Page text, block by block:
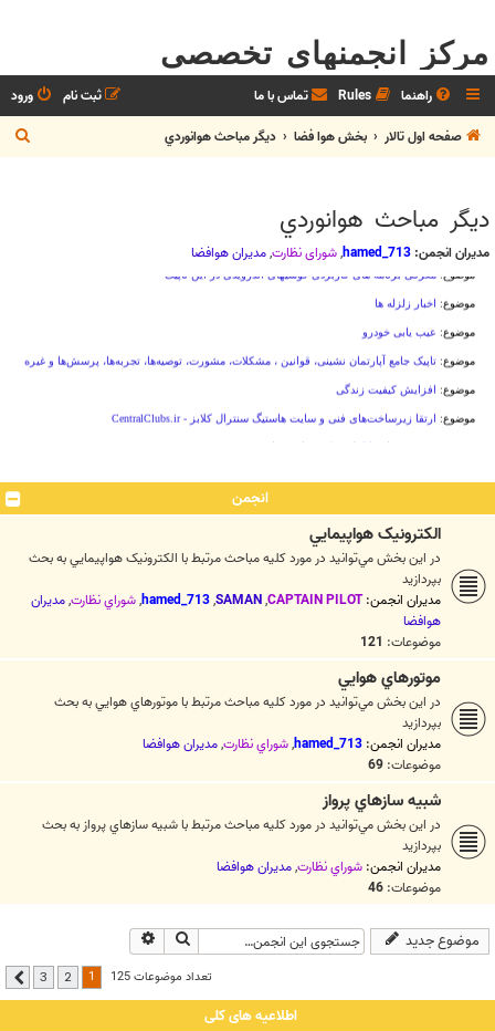
مرکز انجمنهای تخصصی
راهنما Rules تماس با ما ورود
ثبت نام
صفحه اول تالار
بخش هوا فضا ديگر مباحث هوانوردي
ج
س
ديگر مباحث هوانوردي
مدیران انجمن: hamed_713
,شوراي نظارت,مديران هوافضا
انجمن
الکترونيک هواپيمايي
در اين بخش مي‌توانيد در مورد کليه مباحث مرتبط با الکترونيک هواپيمايي به بحث
بپردازيد
مدیران انجمن: CAPTAIN PILOT
,
SAMAN
,
hamed_713
,شوراي نظارت,مديران
هوافضا
موضوعات: 121
موتورهاي هوايي
در اين بخش مي‌توانيد در مورد کليه مباحث مرتبط با موتورهاي هوايي به بحث
بپردازيد
مدیران انجمن: hamed_713
,شوراي نظارت,مديران هوافضا
موضوعات: 69
شبيه سازهاي پرواز
در اين بخش مي‌توانيد در مورد کليه مباحث مرتبط با شبيه سازهاي پرواز به بحث
بپردازيد
مدیران انجمن: شوراي نظارت,مديران هوافضا
موضوعات: 46
موضوع جدید جستجو
تعداد موضوعات 125 2
3 بعدی
اطلاعیه های کلی